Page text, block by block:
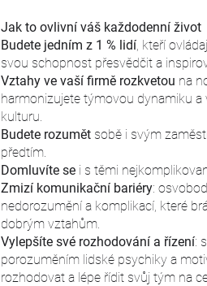
Jak to ovlivní váš každodenní život
Budete jedním z 1 % lidí, kteří
svou schopnost přesvědčit a
Vztahy ve vaší firmě rozkvetou na
harmonizujete týmovou dynamiku a
kulturu.
Budete rozumět sobě i svým
předtím.
Domluvíte se i s těmi
Zmizí komunikační bariéry:
nedorozumění a komplikací, které
dobrým vztahům.
Vylepšíte své rozhodování a řízení:
porozuměním lidské psychiky a
rozhodovat a lépe řídit svůj tým na